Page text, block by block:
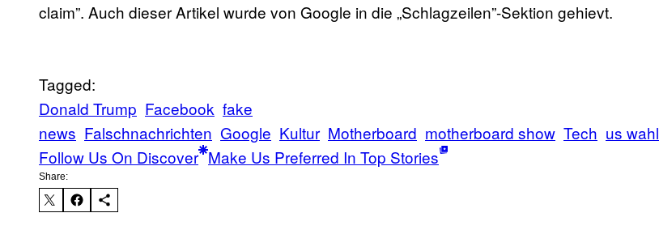
claim”. Auch dieser Artikel wurde von Google in die „Schlagzeilen”-Sektion gehievt.
Tagged:
Donald Trump Facebook fake
news Falschnachrichten Google Kultur Motherboard motherboard show Tech us wahl
Follow Us On Discover Make Us Preferred In Top Stories
Share: